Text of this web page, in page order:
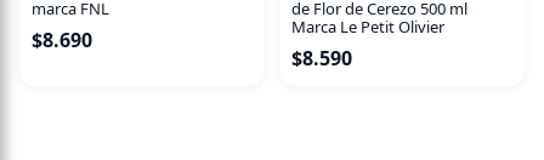
marca FNL
$8.690
de Flor de Cerezo 500 ml
Marca Le Petit Olivier
$8.590